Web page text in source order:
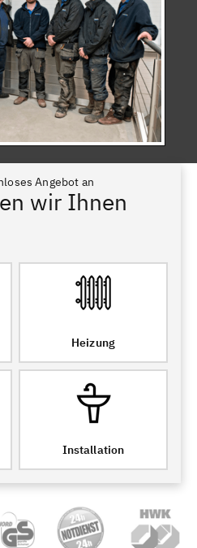
Angebot an
wir Ihnen
Heizung
Installation